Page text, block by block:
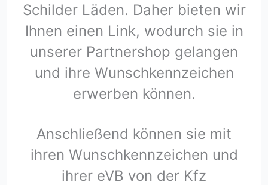
Schilder Läden. Daher bieten wir
Ihnen einen Link, wodurch sie in
unserer Partnershop gelangen
und ihre Wunschkennzeichen
erwerben können.
Anschließend können sie mit
ihren Wunschkennzeichen und
ihrer eVB von der Kfz